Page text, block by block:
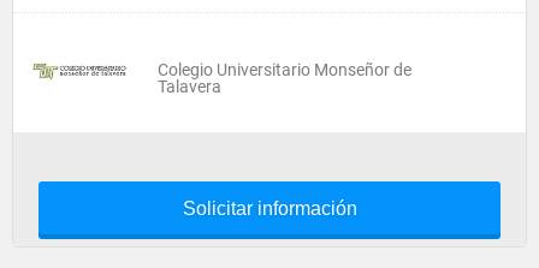
Colegio Universitario Monseñor de
Talavera
Solicitar información